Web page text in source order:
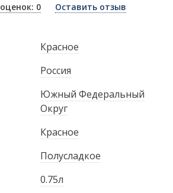
оценок: 0 Оставить отзыв
Красное
Россия
Южный Федеральный
Округ
Красное
Полусладкое
0.75л